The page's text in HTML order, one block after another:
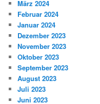
März 2024
Februar 2024
Januar 2024
Dezember 2023
November 2023
Oktober 2023
September 2023
August 2023
Juli 2023
Juni 2023